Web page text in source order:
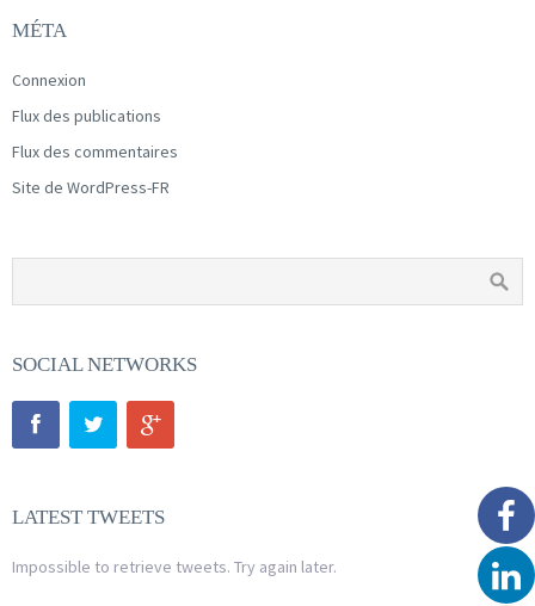
MÉTA
Connexion
Flux des publications
Flux des commentaires
Site de WordPress-FR
SOCIAL NETWORKS
LATEST TWEETS
Impossible to retrieve tweets. Try again later.